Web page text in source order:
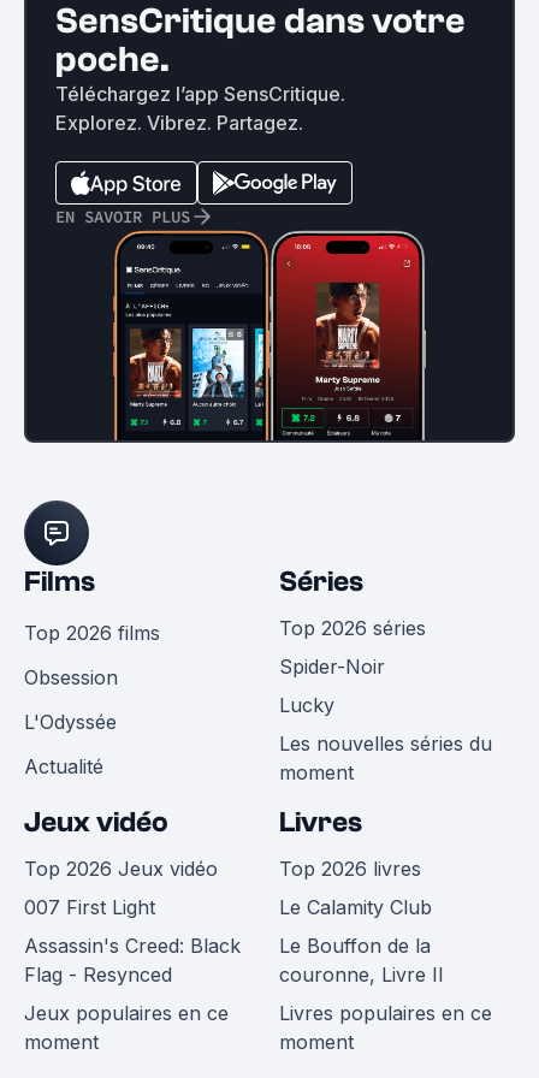
SensCritique dans votre
poche.
Téléchargez l’app SensCritique.
Explorez. Vibrez. Partagez.
EN SAVOIR PLUS
Films
Top 2026 films
Obsession
L'Odyssée
Actualité
Séries
Top 2026 séries
Spider-Noir
Lucky
Les nouvelles séries du
moment
Jeux vidéo
Top 2026 Jeux vidéo
007 First Light
Assassin's Creed: Black
Flag - Resynced
Jeux populaires en ce
moment
Livres
Top 2026 livres
Le Calamity Club
Le Bouffon de la
couronne, Livre II
Livres populaires en ce
moment